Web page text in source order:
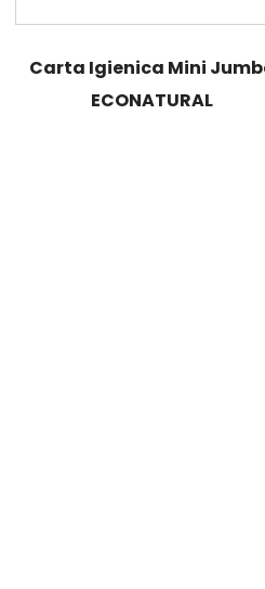
Carta Igienica Mini
ECONATURAL